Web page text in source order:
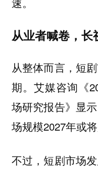
从业者喊卷，长
从整体而言，短
期。 艾媒咨询《
场研究报告》显
场规模2027年或将
不过，短剧市场